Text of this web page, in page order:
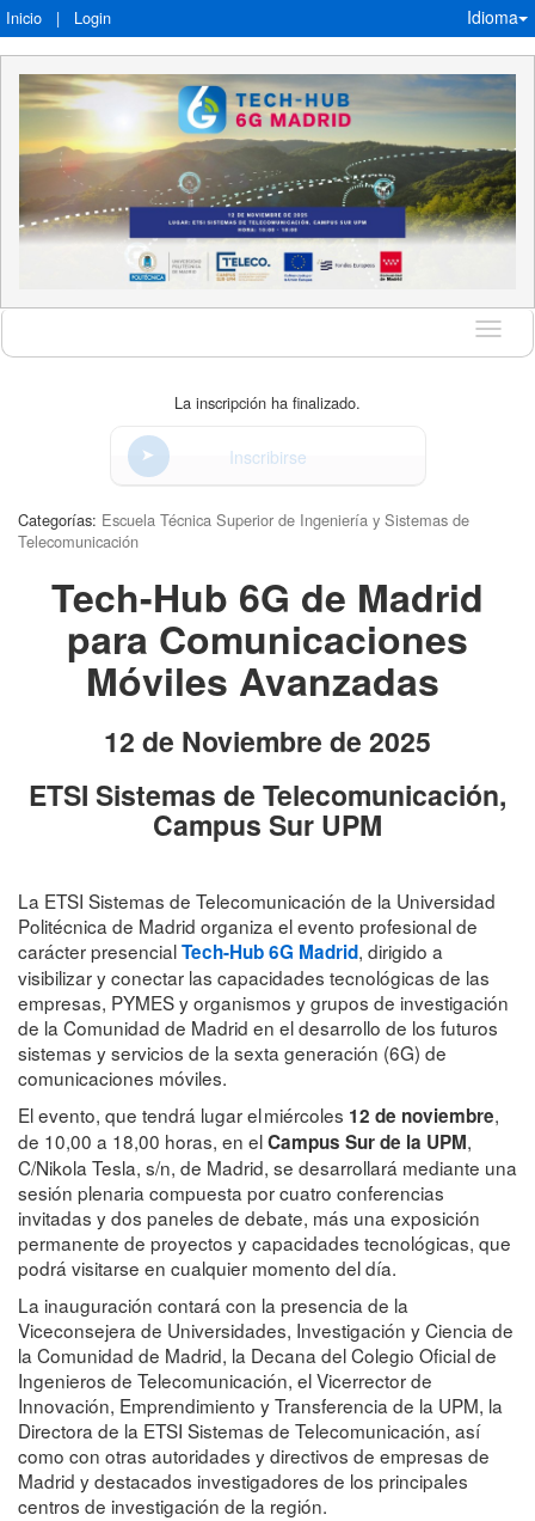
Inicio | Login Idioma
Idioma
La inscripción ha finalizado.
Inscribirse
Categorías: Escuela Técnica Superior de Ingeniería y Sistemas de
Telecomunicación
Tech-Hub 6G de Madrid
para Comunicaciones
Móviles Avanzadas
12 de Noviembre de 2025
ETSI Sistemas de Telecomunicación,
Campus Sur UPM
La ETSI Sistemas de Telecomunicación de la Universidad
Politécnica de Madrid organiza el evento profesional de
carácter presencialTech-Hub 6G Madrid, dirigido a
visibilizar y conectar las capacidades tecnológicas de las
empresas, PYMES y organismos y grupos de investigación
de la Comunidad de Madrid en el desarrollo de los futuros
sistemas y servicios de la sexta generación (6G) de
comunicaciones móviles.
El evento, que tendrá lugar el miércoles 12 de noviembre,
de 10,00 a 18,00 horas, en elCampus Sur de la UPM,
C/Nikola Tesla, s/n, de Madrid, se desarrollará mediante una
sesión plenaria compuesta por cuatro conferencias​
invitadas y dos paneles de debate, ​más una exposición
permanente de proyectos y capacidades tecnológicas, que
podrá visitarse en cualquier momento del día.
La inauguración contará con la presencia de la
Viceconsejera de Universidades, Investigación y Ciencia de
la Comunidad de Madrid, la Decana del Colegio Oficial de
Ingenieros de Telecomunicación, el Vicerrector de
Innovación, Emprendimiento y Transferencia de la UPM, la
Directora de la ETSI Sistemas de Telecomunicación, así
como con otras autoridades y directivos de empresas de
Madrid y destacados investigadores de los principales
centros de investigación de la región.